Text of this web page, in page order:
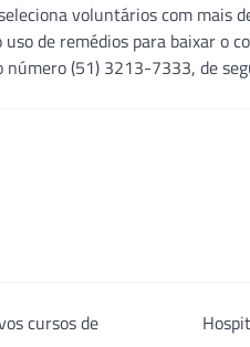
voluntários com mais
de remédios para baixar o
(51) 3213-7333, de
cursos de